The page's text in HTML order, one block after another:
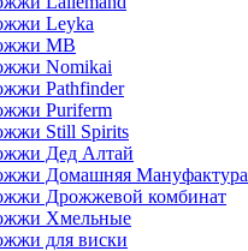
Leyka
MB
Nomikai
Pathfinder
Puriferm
Still Spirits
Дед Алтай
Домашняя Мануфактура
Дрожжевой комбинат
Хмельные
для виски